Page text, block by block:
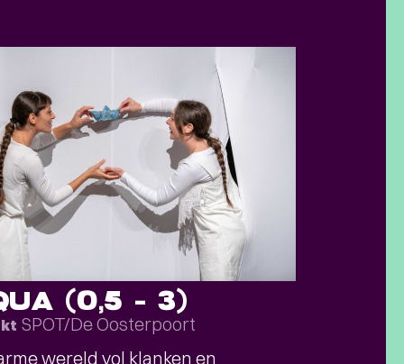
(0,5 – 3)
SPOT/De Oosterpoort
wereld vol klanken en